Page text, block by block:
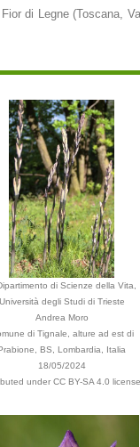
di Legne (Toscana,
di Scienze della Vita,
Università degli Studi di Trieste
Andrea Moro
di Tignale, alture ad est di
BS, Lombardia, Italia
18/05/2024
under CC BY-SA 4.0 license.